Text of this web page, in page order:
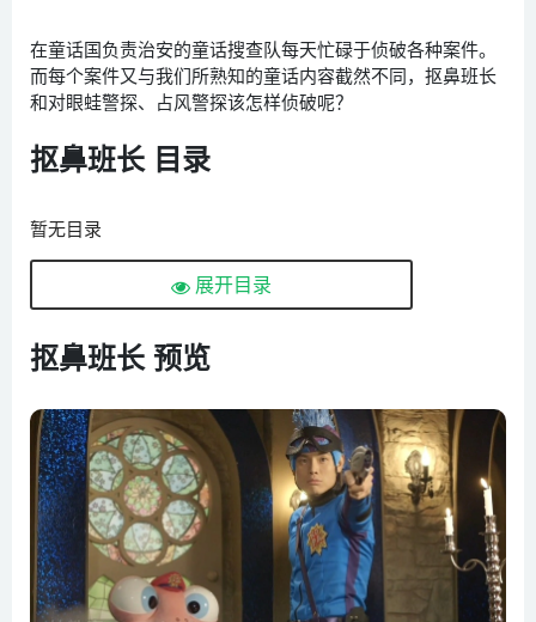
在童话国负责治安的童话搜查队每天忙碌于侦破各种案件。
而每个案件又与我们所熟知的童话内容截然不同，抠鼻班长
和对眼蛙警探、占风警探该怎样侦破呢？
抠鼻班长 目录
暂无目录
展开目录
抠鼻班长 预览